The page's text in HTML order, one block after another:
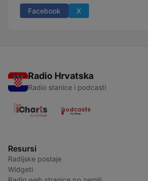
Facebook X
Radio Hrvatska
Radio stanice i podcasti
Resursi
Radijske postaje
Widgeti